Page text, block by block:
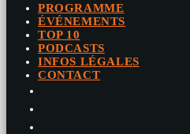
PROGRAMME
ÉVÉNEMENTS
TOP 10
PODCASTS
INFOS LÉGALES
CONTACT